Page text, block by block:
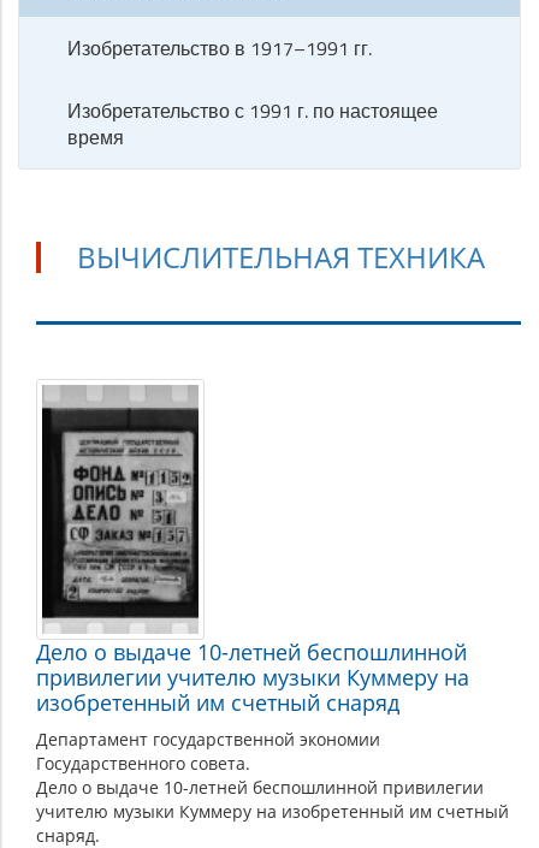
Изобретательство в 1917–1991 гг.
Изобретательство с 1991 г. по настоящее
время
ВЫЧИСЛИТЕЛЬНАЯ ТЕХНИКА
Вычислительная
техника
Дело о выдаче 10-летней беспошлинной
привилегии учителю музыки Куммеру на
изобретенный им счетный снаряд
Департамент государственной экономии
Государственного совета.
Дело о выдаче 10-летней беспошлинной привилегии
учителю музыки Куммеру на изобретенный им счетный
снаряд.